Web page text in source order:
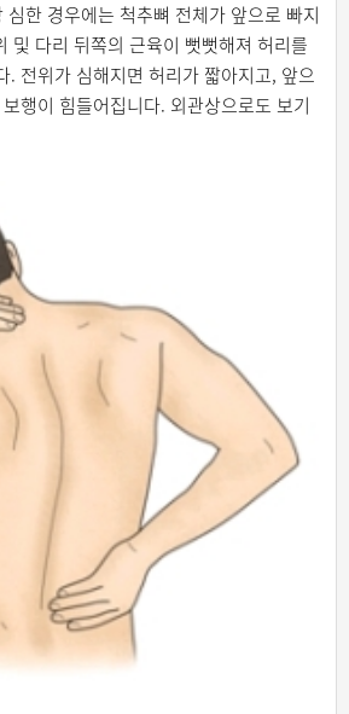
한 경우에는 척추뼈 전체가 앞으로 빠지
및 다리 뒤쪽의 근육이 뻣뻣해져 허리를
. 전위가 심해지면 허리가 짧아지고, 앞으
행이 힘들어집니다. 외관상으로도 보기